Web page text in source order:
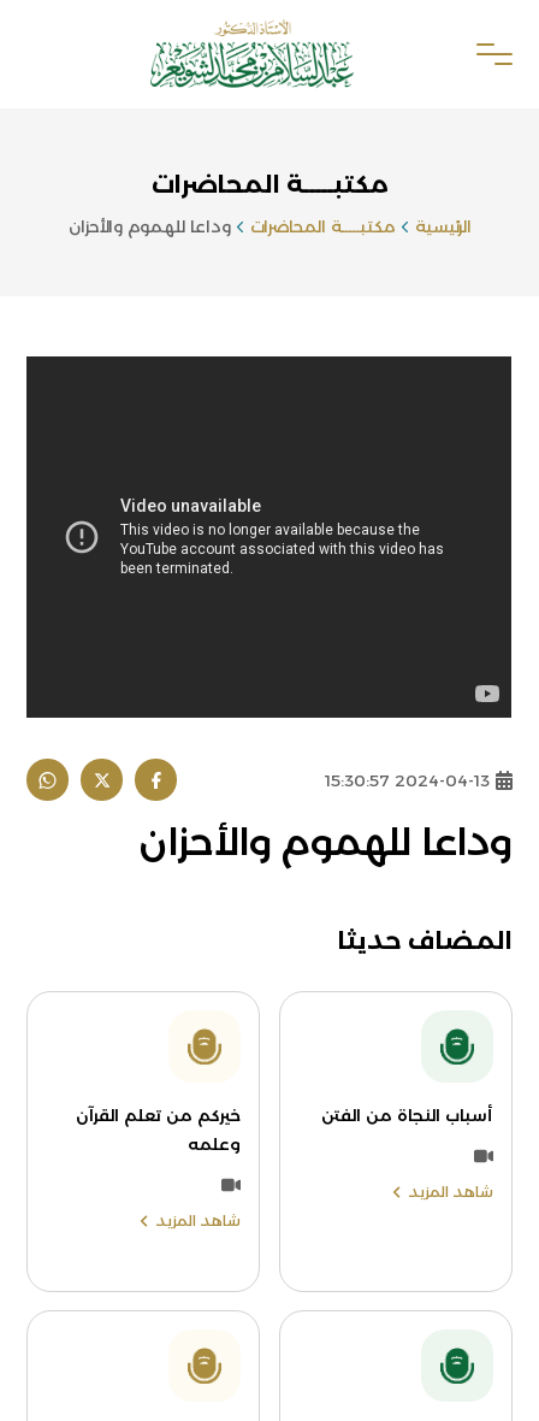
مكتبـــــة المحاضرات
الرئيسية مكتبـــــة المحاضرات وداعا للهموم والأحزان
2024-04-13 15:30:57
وداعا للهموم والأحزان
المضاف حديثا
أسباب النجاة من الفتن
شاهد المزيد
خيركم من تعلم القرآن
وعلمه
شاهد المزيد